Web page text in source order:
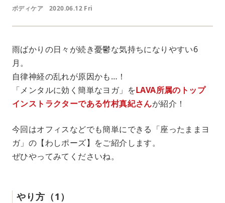
ボディケア 2020.06.12 Fri
雨ばかりの日々が続き憂鬱な気持ちになりやすい6
月。
自律神経の乱れが原因かも…！
「メンタルに効く簡単なヨガ」をLAVA所属のトップ
インストラクターである竹村真紀さんが紹介！
今回はオフィスなどでも簡単にできる「座ったままヨ
ガ」の【わしポーズ】をご紹介します。
ぜひやってみてくださいね。
やり方（1）